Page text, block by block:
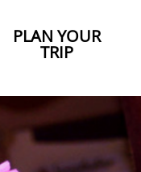
PLAN YOUR
TRIP